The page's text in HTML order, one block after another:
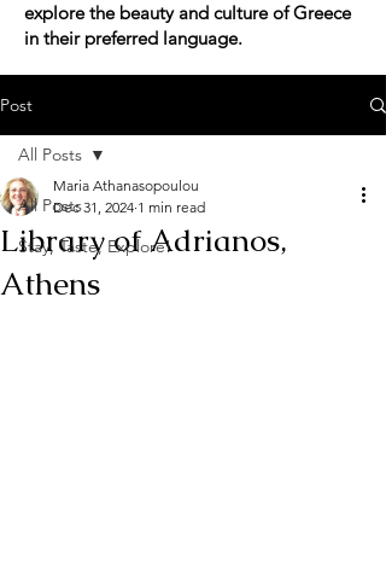
explore the beauty and culture of Greece
in their preferred language.
Post
All Posts
Stay, Taste, Explore!
All Posts
Library of Adrianos,
Athens
Maria Athanasopoulou
Dec 31, 2024 1 min read